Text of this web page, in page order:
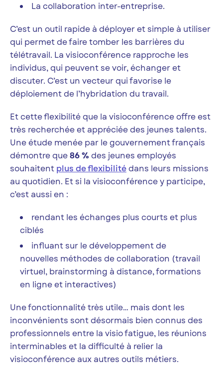
La collaboration inter-entreprise.
C’est un outil rapide à déployer et simple à utiliser
qui permet de faire tomber les barrières du
télétravail. La visioconférence rapproche les
individus, qui peuvent se voir, échanger et
discuter. C’est un vecteur qui favorise le
déploiement de l’hybridation du travail.
Et cette flexibilité que la visioconférence offre est
très recherchée et appréciée des jeunes talents.
Une étude menée par le gouvernement français
démontre que86 %des jeunes employés
souhaitent plus de flexibilitédans leurs missions
au quotidien. Et si la visioconférence y participe,
c’est aussi en :
rendant les échanges plus courts et plus
ciblés
influant sur le développement de
nouvelles méthodes de collaboration (travail
virtuel, brainstorming à distance, formations
en ligne et interactives)
Une fonctionnalité très utile… mais dont les
inconvénients sont désormais bien connus des
professionnels entre la visio fatigue, les réunions
interminables et la difficulté à relier la
visioconférence aux autres outils métiers.